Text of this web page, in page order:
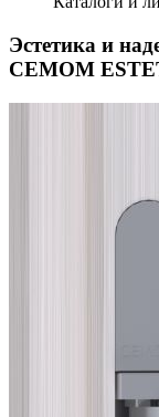
Эстетика и
CEMOM